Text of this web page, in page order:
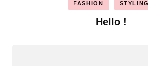
FASHION STYLING
Hello !